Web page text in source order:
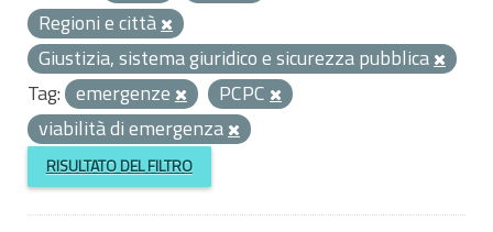
Regioni e città
Giustizia, sistema giuridico e sicurezza pubblica
Tag: emergenze
PCPC
viabilità di emergenza
RISULTATO DEL FILTRO